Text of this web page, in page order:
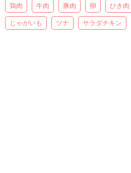
鶏肉 牛肉 豚肉 卵 ひき肉
じゃがいも ツナ サラダチキン